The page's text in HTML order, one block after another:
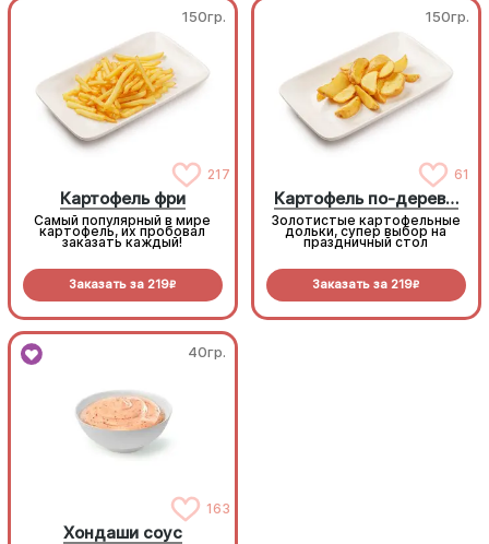
150гр.
217
Картофель фри
Самый популярный в мире
картофель, их пробовал
заказать каждый!
Заказать за 219R
150гр.
61
Картофель по-деревенски
Золотистые картофельные
дольки, супер выбор на
праздничный стол
Заказать за 219R
40гр.
163
Хондаши соус